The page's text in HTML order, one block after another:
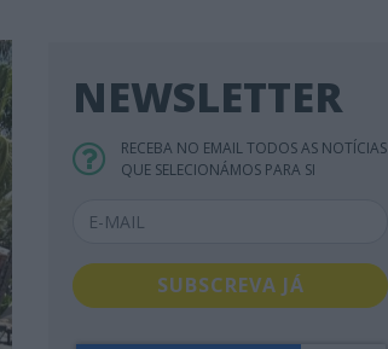
NEWSLETTER
RECEBA NO EMAIL TODOS AS NOTÍCIAS
QUE SELECIONÁMOS PARA SI
SUBSCREVA JÁ